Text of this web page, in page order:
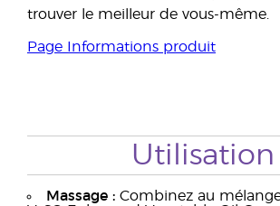
trouver le meilleur de vous-même.
Page Informations produit
Utilisation
Massage : Combinez au